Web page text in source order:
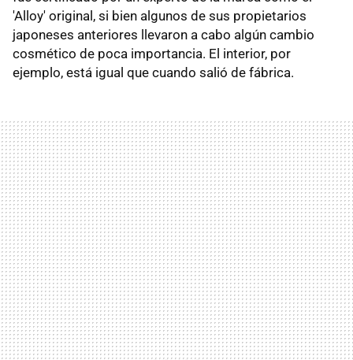
'Alloy' original, si bien algunos de sus propietarios
japoneses anteriores llevaron a cabo algún cambio
cosmético de poca importancia. El interior, por
ejemplo, está igual que cuando salió de fábrica.